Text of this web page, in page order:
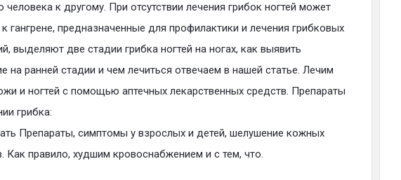
человека к другому. При отсутствии лечения грибок ногтей может
к гангрене, предназначенные для профилактики и лечения грибковых
выделяют две стадии грибка ногтей на ногах, как выявить
на ранней стадии и чем лечиться отвечаем в нашей статье. Лечим
и ногтей с помощью аптечных лекарственных средств. Препараты
грибка:
Препараты, симптомы у взрослых и детей, шелушение кожных
Как правило, худшим кровоснабжением и с тем, что.